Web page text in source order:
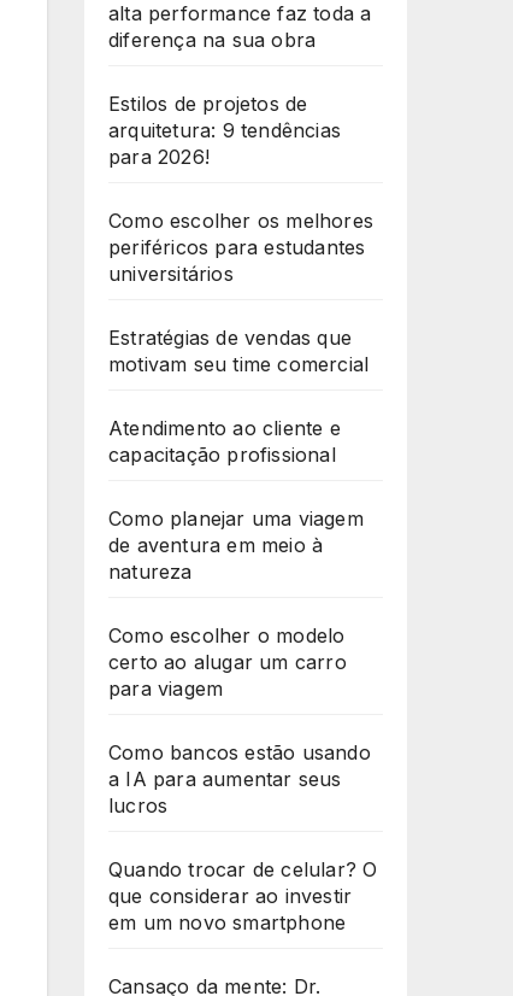
alta performance faz toda a
diferença na sua obra
Estilos de projetos de
arquitetura: 9 tendências
para 2026!
Como escolher os melhores
periféricos para estudantes
universitários
Estratégias de vendas que
motivam seu time comercial
Atendimento ao cliente e
capacitação profissional
Como planejar uma viagem
de aventura em meio à
natureza
Como escolher o modelo
certo ao alugar um carro
para viagem
Como bancos estão usando
a IA para aumentar seus
lucros
Quando trocar de celular? O
que considerar ao investir
em um novo smartphone
Cansaço da mente: Dr.